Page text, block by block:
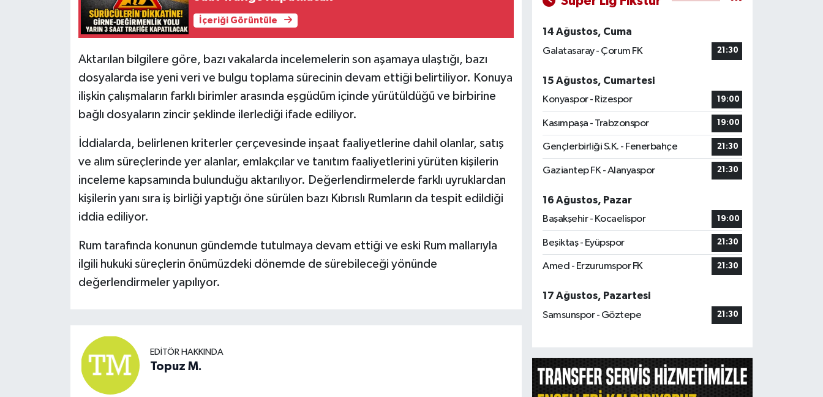
İçeriği Görüntüle
Aktarılan bilgilere göre, bazı vakalarda incelemelerin son aşamaya ulaştığı, bazı
dosyalarda ise yeni veri ve bulgu toplama sürecinin devam ettiği belirtiliyor. Konuya
ilişkin çalışmaların farklı birimler arasında eşgüdüm içinde yürütüldüğü ve birbirine
bağlı dosyaların zincir şeklinde ilerlediği ifade ediliyor.
İddialarda, belirlenen kriterler çerçevesinde inşaat faaliyetlerine dahil olanlar, satış
ve alım süreçlerinde yer alanlar, emlakçılar ve tanıtım faaliyetlerini yürüten kişilerin
inceleme kapsamında bulunduğu aktarılıyor. Değerlendirmelerde farklı uyruklardan
kişilerin yanı sıra iş birliği yaptığı öne sürülen bazı Kıbrıslı Rumların da tespit edildiği
iddia ediliyor.
Rum tarafında konunun gündemde tutulmaya devam ettiği ve eski Rum mallarıyla
ilgili hukuki süreçlerin önümüzdeki dönemde de sürebileceği yönünde
değerlendirmeler yapılıyor.
EDITÖR HAKKINDA
Topuz M.
14 Ağustos, Cuma
Galatasaray - Çorum FK
21:30
15 Ağustos, Cumartesi
Konyaspor - Rizespor
19:00
Kasımpaşa - Trabzonspor 19:00
Gençlerbirliği S.K. - Fenerbahçe 21:30
Gaziantep FK - Alanyaspor 21:30
16 Ağustos, Pazar
Başakşehir - Kocaelispor
19:00
Beşiktaş - Eyüpspor 21:30
Amed - Erzurumspor FK 21:30
17 Ağustos, Pazartesi
Samsunspor - Göztepe
21:30